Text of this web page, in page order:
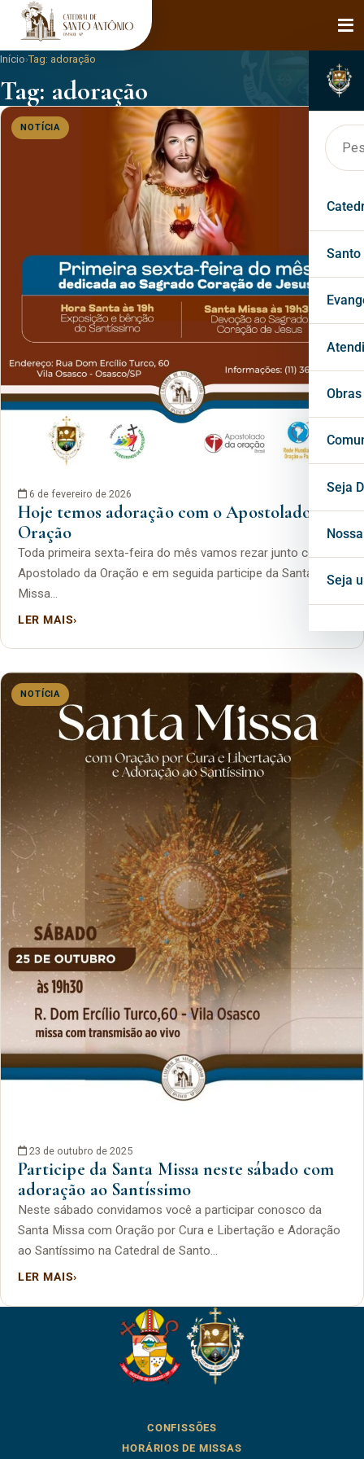
Blog
Seja
Seja
Início›Tag: adoração
Tag: adoração
NOTÍCIA
6 de fevereiro de 2026
Hoje temos adoração com o Apostolado da
Oração
Toda primeira sexta-feira do mês vamos rezar junto com o
Apostolado da Oração e em seguida participe da Santa
Missa…
LER MAIS›
NOTÍCIA
23 de outubro de 2025
Participe da Santa Missa neste sábado com
adoração ao Santíssimo
Neste sábado convidamos você a participar conosco da
Santa Missa com Oração por Cura e Libertação e Adoração
ao Santíssimo na Catedral de Santo…
LER MAIS›
CONFISSÕES
HORÁRIOS DE MISSAS